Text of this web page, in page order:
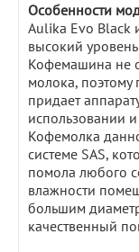
Особенности
Aulika Evo Black
высокий
Кофемашина не
молока, поэтому
придает
использовании
Кофемолка
системе SAS,
помола любого
влажности
большим
качественный